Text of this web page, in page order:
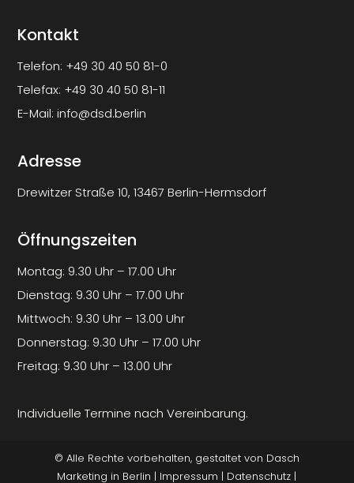
Kontakt
Telefon: +49 30 40 50 81-0
Telefax: +49 30 40 50 81-11
E-Mail:info@dsd.berlin
Adresse
Drewitzer Straße 10, 13467 Berlin-Hermsdorf
Öffnungszeiten
Montag: 9.30 Uhr – 17.00 Uhr
Dienstag: 9.30 Uhr – 17.00 Uhr
Mittwoch: 9.30 Uhr – 13.00 Uhr
Donnerstag: 9.30 Uhr – 17.00 Uhr
Freitag: 9.30 Uhr – 13.00 Uhr
Individuelle Termine nach Vereinbarung.
© Alle Rechte vorbehalten, gestaltet von Dasch
Marketing in Berlin | Impressum | Datenschutz |